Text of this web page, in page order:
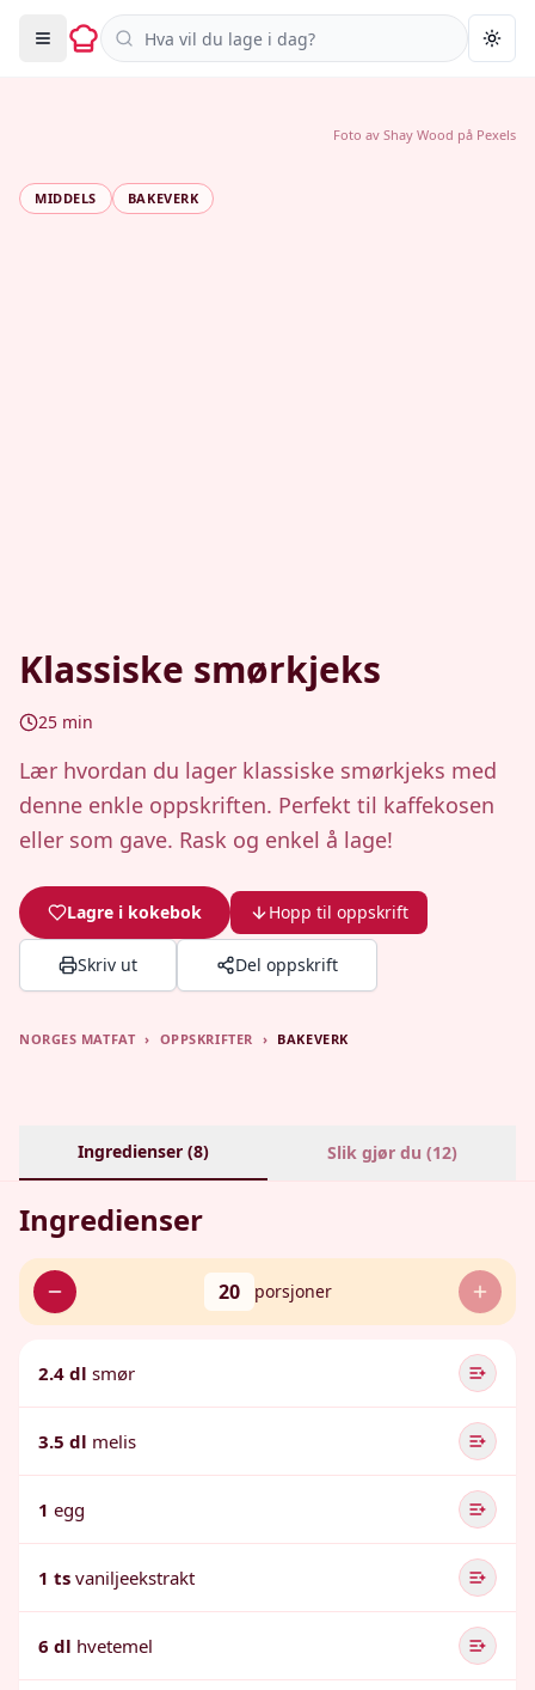
Søk i oppskrifter
MIDDELS BAKEVERK
Klassiske smørkjeks
25 min
Lær hvordan du lager klassiske smørkjeks med
denne enkle oppskriften. Perfekt til kaffekosen
eller som gave. Rask og enkel å lage!
Lagre i kokebok Hopp til oppskrift
Skriv ut Del oppskrift
Foto av Shay Wood på Pexels
NORGES MATFAT › OPPSKRIFTER › BAKEVERK
Ingredienser (8) Slik gjør du (12)
Ingredienser
20 porsjoner
2.4 dl smør
3.5 dl melis
1 egg
1 ts vaniljeekstrakt
6 dl hvetemel